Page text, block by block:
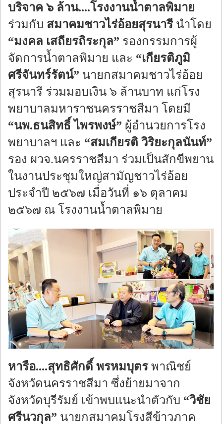
บริจาค ๖ ล้าน....โรงงานน้ำตาลพิมาย
ร่วมกับ สมาคมชาวไร่อ้อยสุรนารี นำโดย
“มงคล เสถียรถิระกุล” รองกรรมการผู้
จัดการน้ำตาลพิมาย และ “เกียรติภูมิ
ศรีจันทร์รัตน์” นายกสมาคมชาวไร่อ้อย
สุรนารี ร่วมมอบเงิน ๖ ล้านบาท แก่โรง
พยาบาลมหาราชนครราชสีมา โดยมี
“นพ.ธนสิทธิ์ ไพรพงษ์” ผู้อำนวยการโรง
พยาบาลฯ และ “สมเกียรติ วิริยะกุลนันท์”
รอง ผวจ.นครราชสีมา ร่วมเป็นสักขีพยาน
ในงานประชุมใหญ่สามัญชาวไร่อ้อย
ประจำปี ๒๕๖๗ เมื่อวันที่ ๑๖ ตุลาคม
๒๕๖๗ ณ โรงงานน้ำตาลพิมาย
หารือ....สุทธิศักดิ์ พรหมบุตรพาณิชย์
จังหวัดนครราชสีมา ซึ่งย้ายมาจาก
จังหวัดบุรีรัมย์ เข้าพบแนะนำตัวกับ “วิชัย
ศรีนวกุล” นายกสมาคมโรงสีข้าวภาค